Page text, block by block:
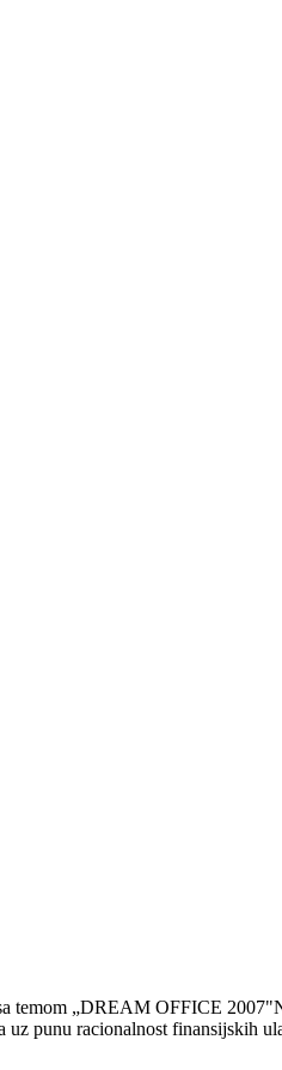
„DREAM OFFICE
uz punu racionalnost finansijskih